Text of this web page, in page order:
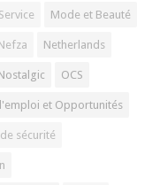
Mode et Beauté
Netherlands
OCS
et Opportunités
sécurité